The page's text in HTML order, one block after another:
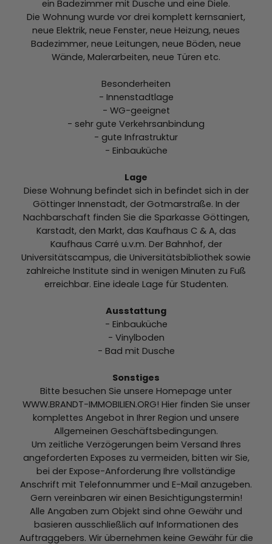
ein Badezimmer mit Dusche und eine Diele.
Die Wohnung wurde vor drei komplett kernsaniert,
neue Elektrik, neue Fenster, neue Heizung, neues
Badezimmer, neue Leitungen, neue Böden, neue
Wände, Malerarbeiten, neue Türen etc.
Besonderheiten
- Innenstadtlage
- WG-geeignet
- sehr gute Verkehrsanbindung
- gute Infrastruktur
- Einbauküche
Lage
Diese Wohnung befindet sich in befindet sich in der
Göttinger Innenstadt, der Gotmarstraße. In der
Nachbarschaft finden Sie die Sparkasse Göttingen,
Karstadt, den Markt, das Kaufhaus C & A, das
Kaufhaus Carré u.v.m. Der Bahnhof, der
Universitätscampus, die Universitätsbibliothek sowie
zahlreiche Institute sind in wenigen Minuten zu Fuß
erreichbar. Eine ideale Lage für Studenten.
Ausstattung
- Einbauküche
- Vinylboden
- Bad mit Dusche
Sonstiges
Bitte besuchen Sie unsere Homepage unter
WWW.BRANDT-IMMOBILIEN.ORG! Hier finden Sie unser
komplettes Angebot in Ihrer Region und unsere
Allgemeinen Geschäftsbedingungen.
Um zeitliche Verzögerungen beim Versand Ihres
angeforderten Exposes zu vermeiden, bitten wir Sie,
bei der Expose-Anforderung Ihre vollständige
Anschrift mit Telefonnummer und E-Mail anzugeben.
Gern vereinbaren wir einen Besichtigungstermin!
Alle Angaben zum Objekt sind ohne Gewähr und
basieren ausschließlich auf Informationen des
Auftraggebers. Wir übernehmen keine Gewähr für die